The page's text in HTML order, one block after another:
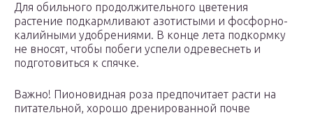
Для обильного продолжительного цветения
растение подкармливают азотистыми и фосфорно-
калийными удобрениями. В конце лета подкормку
не вносят, чтобы побеги успели одревеснеть и
подготовиться к спячке.
Важно! Пионовидная роза предпочитает расти на
питательной, хорошо дренированной почве